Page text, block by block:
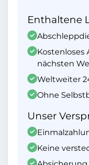
Enthaltene
Kostenloses
nächsten
Weltweiter
Ohne
Unser
Keine